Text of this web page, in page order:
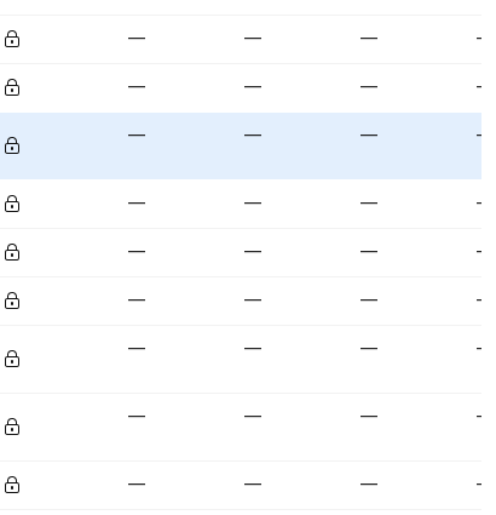
— — — —
— — — —
— — — —
— — — —
— — — —
— — — —
— — — —
— — — —
— — — —